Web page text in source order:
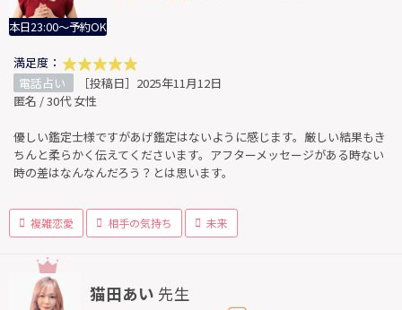
本日23:00～予約OK
満足度：
電話占い
［投稿日］2025年11月12日
匿名 / 30代 女性
優しい鑑定士様ですがあげ鑑定はないように感じます。厳しい結果もき
ちんと柔らかく伝えてくださいます。アフターメッセージがある時ない
時の差はなんなんだろう？とは思います。
複雑恋愛 相手の気持ち 未来
猫田あい 先生